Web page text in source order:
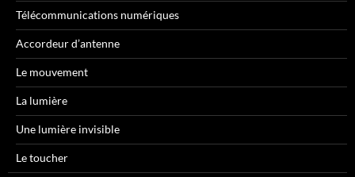
Télécommunications numériques
Accordeur d’antenne
Le mouvement
La lumière
Une lumière invisible
Le toucher